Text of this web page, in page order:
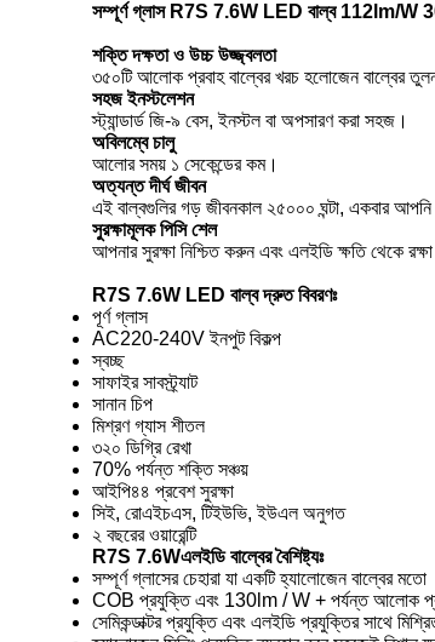
সম্পূর্ণ গ্লাস R7S 7.6W LED বাল্ব 112lm/
শক্তি দক্ষতা ও উচ্চ উজ্জ্বলতা
৩৫০টি আলোক প্রবাহ বাল্বের খরচ হলোজেন বাল্বের
সহজ ইনস্টলেশন
স্ট্যান্ডার্ড জি-৯ বেস, ইনস্টল বা অপসারণ করা সহজ।
অবিলম্বে চালু
আলোর সময় ১ সেকেন্ডের কম।
অত্যন্ত দীর্ঘ জীবন
এই বাল্বগুলির গড় জীবনকাল ২৫০০০ ঘন্টা, একবার
সুরক্ষামূলক পিসি শেল
আপনার সুরক্ষা নিশ্চিত করুন এবং এলইডি ক্ষতি থেকে
R7S 7.6W LED বাল্ব দ্রুত বিবরণঃ
পূর্ণ গ্লাস
AC220-240V ইনপুট বিকল্প
স্বচ্ছ
সাফাইর সাবস্ট্র্যাট
সানান চিপ
মিশ্রণ গ্যাস শীতল
৩২০ ডিগ্রি রেখা
70% পর্যন্ত শক্তি সঞ্চয়
আইপি৪৪ প্রবেশ সুরক্ষা
সিই, রোএইচএস, টিইউভি, ইউএল অনুগত
২ বছরের ওয়ারেন্টি
R7S 7.6Wএলইডি বাল্বের বৈশিষ্ট্যঃ
সম্পূর্ণ গ্লাসের চেহারা যা একটি হ্যালোজেন বাল্বের মতো
COB প্রযুক্তি এবং 130lm / W + পর্যন্ত আলোক
সেমিকন্ডাক্টর প্রযুক্তি এবং এলইডি প্রযুক্তির সাথে